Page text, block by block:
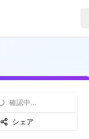
確認中...
シェア